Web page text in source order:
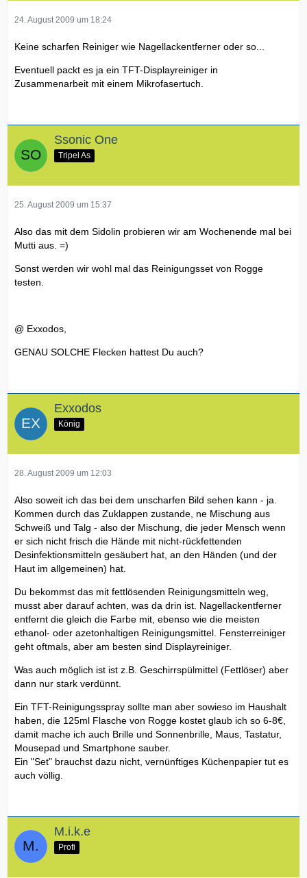
24. August 2009 um 18:24
Keine scharfen Reiniger wie Nagellackentferner oder so...
Eventuell packt es ja ein TFT-Displayreiniger in
Zusammenarbeit mit einem Mikrofasertuch.
Ssonic One
Tripel As
25. August 2009 um 15:37
Also das mit dem Sidolin probieren wir am Wochenende mal bei
Mutti aus. =)
Sonst werden wir wohl mal das Reinigungsset von Rogge
testen.
@ Exxodos,
GENAU SOLCHE Flecken hattest Du auch?
Exxodos
König
28. August 2009 um 12:03
Also soweit ich das bei dem unscharfen Bild sehen kann - ja.
Kommen durch das Zuklappen zustande, ne Mischung aus
Schweiß und Talg - also der Mischung, die jeder Mensch wenn
er sich nicht frisch die Hände mit nicht-rückfettenden
Desinfektionsmitteln gesäubert hat, an den Händen (und der
Haut im allgemeinen) hat.
Du bekommst das mit fettlösenden Reinigungsmitteln weg,
musst aber darauf achten, was da drin ist. Nagellackentferner
entfernt die gleich die Farbe mit, ebenso wie die meisten
ethanol- oder azetonhaltigen Reinigungsmittel. Fensterreiniger
geht oftmals, aber am besten sind Displayreiniger.
Was auch möglich ist ist z.B. Geschirrspülmittel (Fettlöser) aber
dann nur stark verdünnt.
Ein TFT-Reinigungsspray sollte man aber sowieso im Haushalt
haben, die 125ml Flasche von Rogge kostet glaub ich so 6-8€,
damit mache ich auch Brille und Sonnenbrille, Maus, Tastatur,
Mousepad und Smartphone sauber.
Ein "Set" brauchst dazu nicht, vernünftiges Küchenpapier tut es
auch völlig.
M.i.k.e
Profi